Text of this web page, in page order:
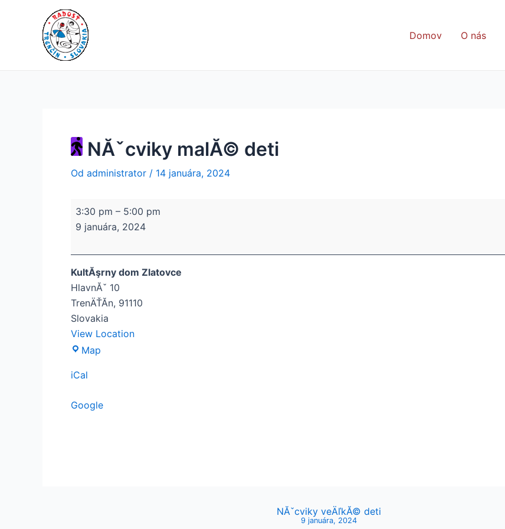
Domov O nás
NĂˇcviky malĂ© deti
Od administrator / 14 januára, 2024
NĂˇcviky
malĂ©
deti
3:30 pm – 5:00 pm
9 januára, 2024
KultĂşrny dom Zlatovce
HlavnĂˇ 10
TrenÄŤĂ­n, 91110
Slovakia
View Location
Map
iCal
Google
navigation
NĂˇcviky veÄľkĂ© deti
9 januára, 2024